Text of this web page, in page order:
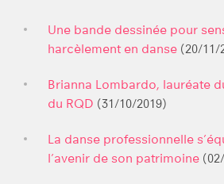
Une bande dessinée pour
harcèlement en danse (20/11/
Brianna Lombardo, lauréate
du RQD (31/10/2019)
La danse professionnelle
l’avenir de son patrimoine